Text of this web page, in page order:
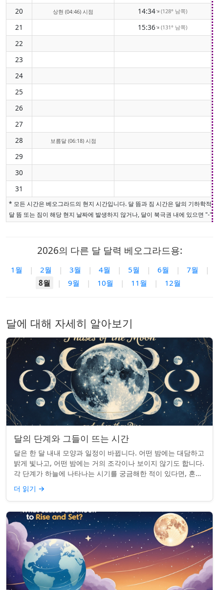
20 상현 (04:46) 시점 14:34↑(128° 남쪽)
21 15:36↑(131° 남쪽)
22
23
24
25
26
27
28
보름달 (06:18) 시점
29
30
31
* 모든 시간은 베오그라드의 현지 시간입니다. 달 뜸과 짐 시간은 달의 기하학적
달 뜸 또는 짐이 해당 현지 날짜에 발생하지 않거나, 달이 북극권 내에 있으면 "-"
2026의 다른 달 달력 베오그라드용:
1월 | 2월 | 3월 | 4월 | 5월 | 6월 | 7월
|
8월
| 9월 | 10월 | 11월 | 12월
달에 대해 자세히 알아보기
달의 단계와 그들이 뜨는 시간
달은 한 달 내내 모양과 일정이 바뀝니다. 어떤 밤에는 대담하고
밝게 빛나고, 어떤 밤에는 거의 조각이나 보이지 않기도 합니다.
각 단계가 하늘에 나타나는 시기를 궁금해한 적이 있다면, 혼자
가 아닙니다. 사실 그 타...
더 읽기 →